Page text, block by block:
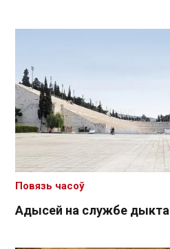
Адысей на службе
Повязь часоў